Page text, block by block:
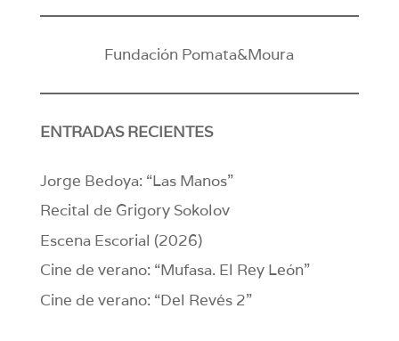
Fundación Pomata&Moura
ENTRADAS RECIENTES
Jorge Bedoya: “Las Manos”
Recital de Grigory Sokolov
Escena Escorial (2026)
Cine de verano: “Mufasa. El Rey León”
Cine de verano: “Del Revés 2”